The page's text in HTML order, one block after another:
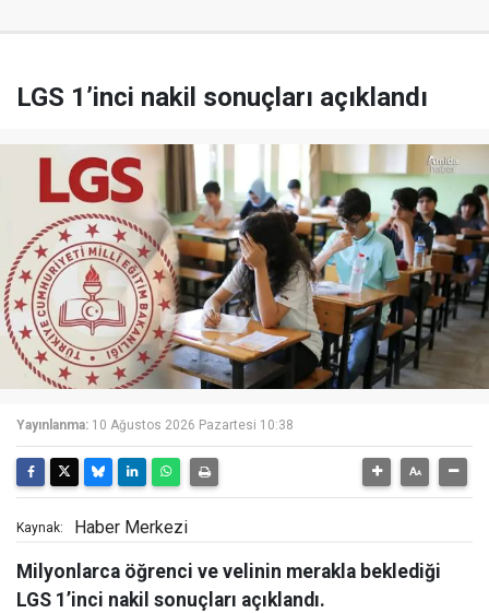
LGS 1’inci nakil sonuçları açıklandı
Yayınlanma: 10 Ağustos 2026 Pazartesi 10:38
Kaynak: Haber Merkezi
Milyonlarca öğrenci ve velinin merakla beklediği
LGS 1’inci nakil sonuçları açıklandı.